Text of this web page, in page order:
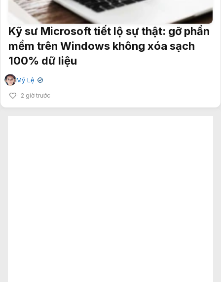
Kỹ sư Microsoft tiết lộ sự thật: gỡ phần
mềm trên Windows không xóa sạch
100% dữ liệu
Mỹ Lệ ✔
2 giờ trước